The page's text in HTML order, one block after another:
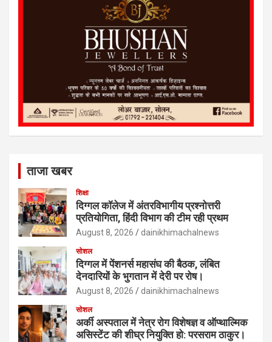
ताजा खबर
शिक्षा
दिग्गल कॉलेज में अंतरविभागीय प्रश्नोत्तरी
प्रतियोगिता, हिंदी विभाग की टीम रही प्रथम
August 8, 2026 dainikhimachalnews
सोशल
दिग्गल में पेंशनर्स महासंघ की बैठक, लंबित
देनदारियों के भुगतान में देरी पर रोष।
August 8, 2026 dainikhimachalnews
सोशल
अर्की अस्पताल में नेत्र रोग विशेषज्ञ व ऑप्थाल्मिक
असिस्टेंट की शीघ्र नियुक्ति हो: परसराम ठाकुर।